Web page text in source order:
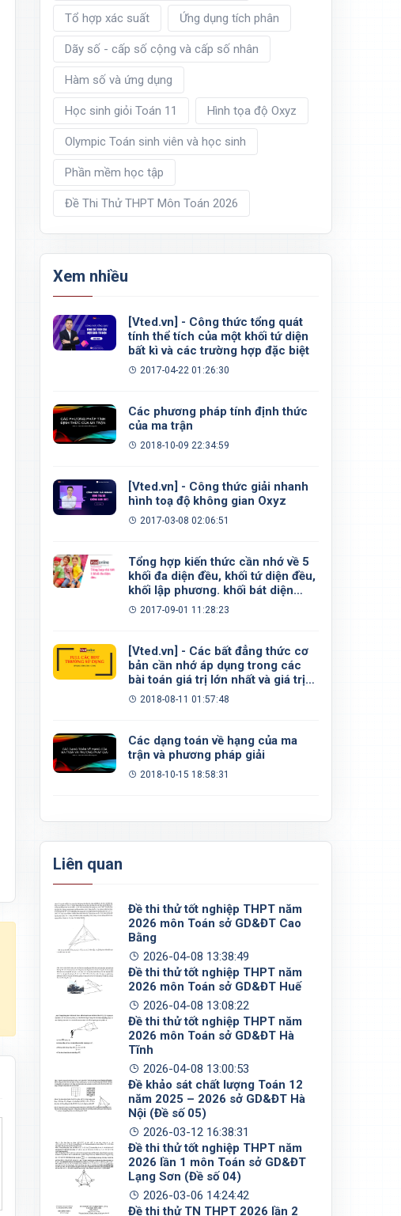
Tổ hợp xác suất Ứng dụng tích phân
Dãy số - cấp số cộng và cấp số nhân
Hàm số và ứng dụng
Học sinh giỏi Toán 11 Hình tọa độ Oxyz
Olympic Toán sinh viên và học sinh
Phần mềm học tập
Đề Thi Thử THPT Môn Toán 2026
Xem nhiều
[Vted.vn] - Công thức tổng quát
tính thể tích của một khối tứ diện
bất kì và các trường hợp đặc biệt
2017-04-22 01:26:30
Các phương pháp tính định thức
của ma trận
2018-10-09 22:34:59
[Vted.vn] - Công thức giải nhanh
hình toạ độ không gian Oxyz
2017-03-08 02:06:51
Tổng hợp kiến thức cần nhớ về 5
khối đa diện đều, khối tứ diện đều,
khối lập phương. khối bát diện
đều, khối 12 mặt đều, khối 20 mặt
2017-09-01 11:28:23
[Vted.vn] - Các bất đẳng thức cơ
bản cần nhớ áp dụng trong các
bài toán giá trị lớn nhất và giá trị
nhỏ nhất
2018-08-11 01:57:48
Các dạng toán về hạng của ma
trận và phương pháp giải
2018-10-15 18:58:31
Liên quan
Đề thi thử tốt nghiệp THPT năm
2026 môn Toán sở GD&ĐT Cao
Bằng
2026-04-08 13:38:49
Đề thi thử tốt nghiệp THPT năm
2026 môn Toán sở GD&ĐT Huế
2026-04-08 13:08:22
Đề thi thử tốt nghiệp THPT năm
2026 môn Toán sở GD&ĐT Hà
Tĩnh
2026-04-08 13:00:53
Đề khảo sát chất lượng Toán 12
năm 2025 – 2026 sở GD&ĐT Hà
Nội (Đề số 05)
2026-03-12 16:38:31
Đề thi thử tốt nghiệp THPT năm
2026 lần 1 môn Toán sở GD&ĐT
Lạng Sơn (Đề số 04)
2026-03-06 14:24:42
Đề thi thử TN THPT 2026 lần 2